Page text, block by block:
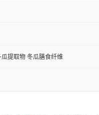
瓜提取物 冬瓜膳食纤维